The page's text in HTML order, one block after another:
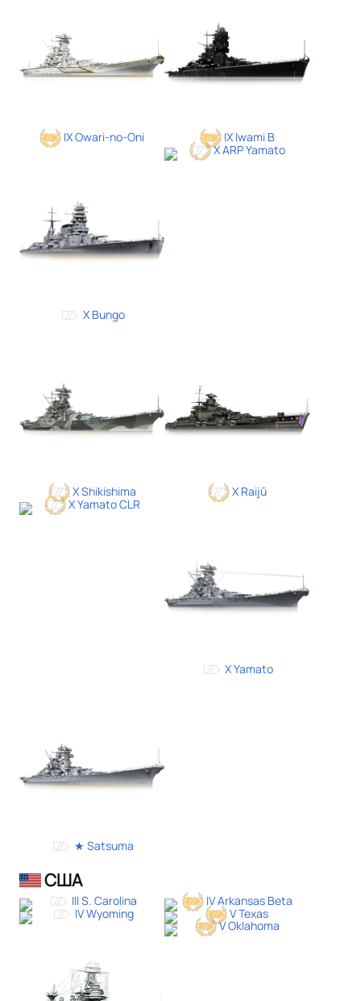
IX Owari-no-Oni IX Iwami B
X Bungo
X ARP Yamato
X Shikishima
X Raijū
X Yamato CLR
X Yamato
★ Satsuma
США
III S. Carolina
IV Arkansas Beta
IV Wyoming
V Texas
V Oklahoma